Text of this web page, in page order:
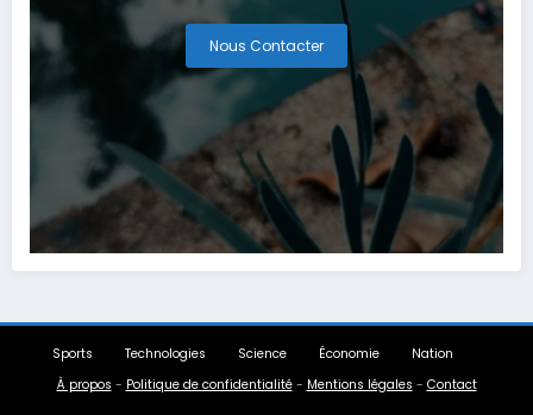
Nous Contacter
Sports Technologies Science Économie
Nation
À propos - Politique de confidentialité- Mentions légales - Contact